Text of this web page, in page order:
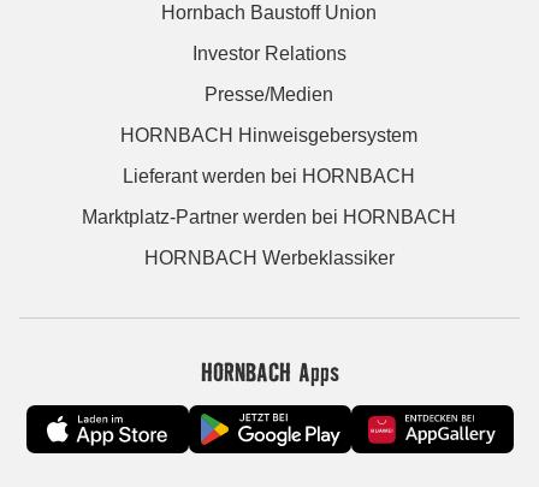
Hornbach Baustoff Union
Investor Relations
Presse/Medien
HORNBACH Hinweisgebersystem
Lieferant werden bei HORNBACH
Marktplatz-Partner werden bei HORNBACH
HORNBACH Werbeklassiker
HORNBACH Apps